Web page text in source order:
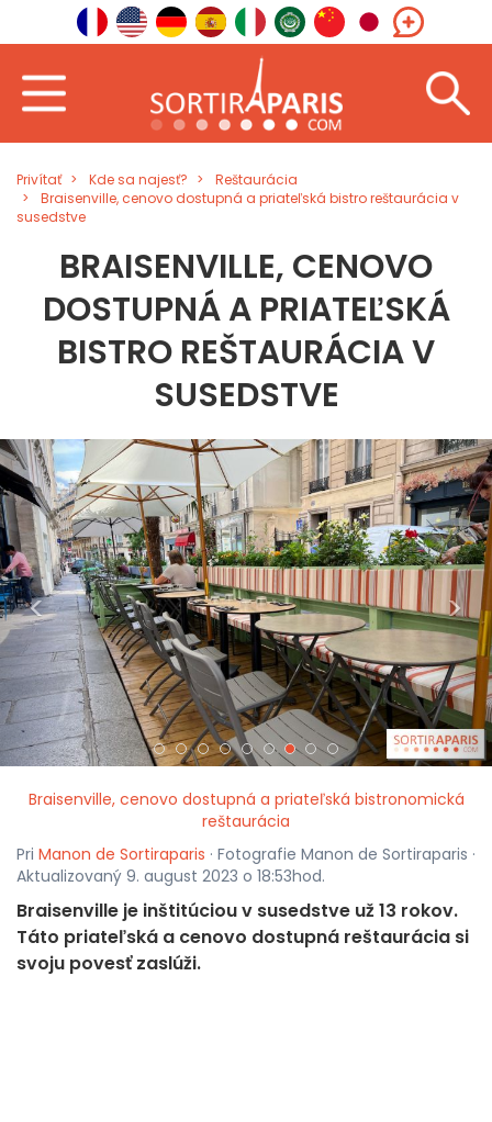
Privítať Kde sa najesť?
Reštaurácia
Braisenville, cenovo dostupná a priateľská bistro reštaurácia v
susedstve
BRAISENVILLE, CENOVO
DOSTUPNÁ A PRIATEĽSKÁ
BISTRO REŠTAURÁCIA V
SUSEDSTVE
< >
Braisenville, cenovo dostupná a priateľská bistronomická
reštaurácia
Pri Manon de Sortiraparis · Fotografie Manon de Sortiraparis ·
Aktualizovaný 9. august 2023 o 18:53hod.
Braisenville je inštitúciou v susedstve už 13 rokov.
Táto priateľská a cenovo dostupná reštaurácia si
svoju povesť zaslúži.